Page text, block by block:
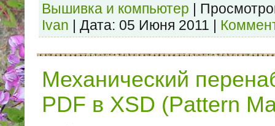
Вышивка и компьютер |
Ivan | Дата: 05 Июня 2011 |
Механический
PDF в XSD (Pattern